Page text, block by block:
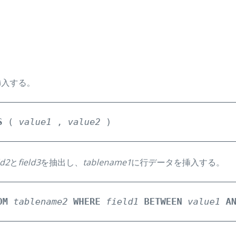
する。
( value1 , value2 )
と field3を抽出し、 tablename1に行データを挿入する。
tablename2 WHERE field1 BETWEEN value1